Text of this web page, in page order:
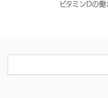
ビタミンDの